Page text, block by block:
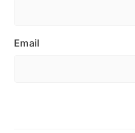
Email